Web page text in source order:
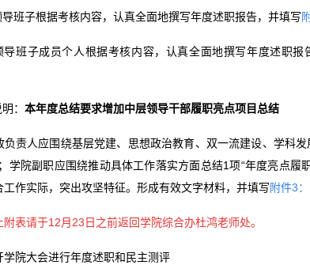
班子根据考核内容，认真全面地撰写年度述职报告，并填写
导班子成员个人根据考核内容，认真全面地撰写年度述职报
： 本年度总结要求增加中层领导干部履职亮点项目总结
负责人应围绕基层党建、思想政治教育、双一流建设、学科
学院副职应围绕推动具体工作落实方面总结1项“年度亮点履
工作实际，突出攻坚特征。形成有效文字材料，并填写附件3
附表请于12月23日之前返回学院综合办杜鸿老师处。
学院大会进行年度述职和民主测评